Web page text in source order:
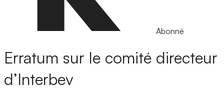
Abonné
Erratum sur le comité directeur
d’Interbev